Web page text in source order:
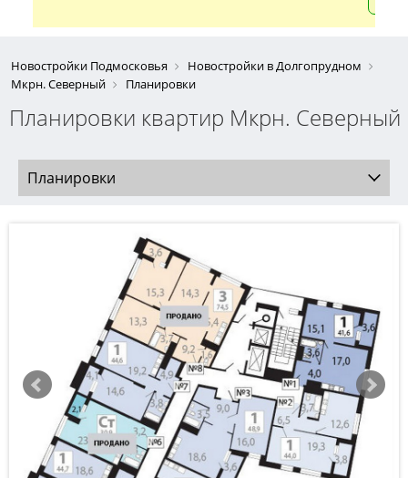
Новостройки Подмосковья
Новостройки в Долгопрудном
Мкрн. Северный
Планировки
Планировки квартир Мкрн. Северный
Планировки